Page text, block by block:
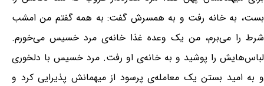
بست، به خانه رفت و به همسرش گفت: به همه گفتم من امشب
شرط را می‌برم، من یک وعده غذا خانه‌ی مرد خسیس می‌خورم.
لباس‌هایش را پوشید و به خانه‌ی او رفت. مرد خسیس با دلخوری
و به امید بستن یک معامله‌ی پرسود از میهمانش پذیرایی کرد و